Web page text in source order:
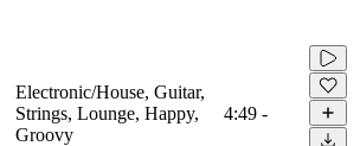
Electronic/House, Guitar,
Strings, Lounge, Happy,
Groovy
4:49 -